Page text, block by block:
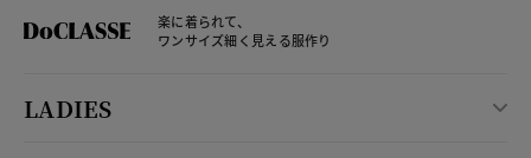
楽に着られて、
ワンサイズ細く見える服作り
LADIES